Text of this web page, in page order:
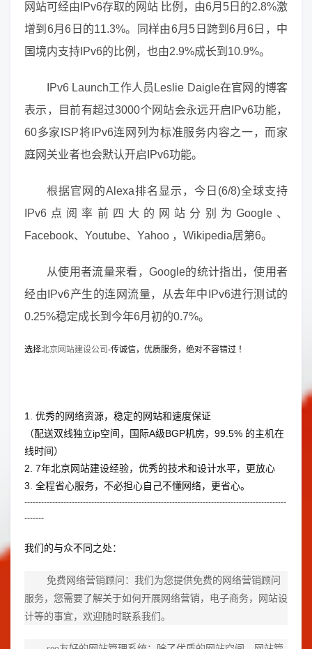
网站可经由IPv6存取的网站 比例，由6月5日的2.8%激
增到6月6日的11.3%。同样由6月5日跨到6月6日，中
国境内支持IPv6的比例，也由2.9%成长到10.9%。
IPv6 Launch工作人员Leslie Daigle在官网的博客
表示，目前有超过3000个网站会永远开启IPv6功能，
60多家ISP将IPv6连网列为标准服务内容之一，而家
庭网关业者也会默认开启IPv6功能。
根据官网的Alexa排名显示，今日(6/8)全球支持
IPv6点阅率前四大的网站分别为Google、
Facebook、Youtube、Yahoo ，Wikipedia居第6。
从使用者流量来看，Google的统计指出，使用者
经由IPv6产生的连网流量，从去年中IPv6进行测试的
0.25%稳定成长到今年6月初的0.7%。
选择北京网站建设公司 -传诚信，优质服务，绝对不容错过 ！
1. 优秀的网络资源，稳定的网站和速度保证
（配送双线独立ip空间，国际A级BGP机房，99.5% 的主机在
线时间）
2. 7年北京网站建设经验，优秀的技术和设计水平，更放心
3. 全程省心服务，不必担心自己不懂网络，更省心。
----------------------------------------------------------------------------------------------
-------
我们的与众不同之处：
免费 网络营销顾问：我们为您提供免费的网络营销顾问
服务，您需要了解关于如何开展网络营销， 电子商务，
网站设
计等的事宜，欢迎随时联系我们。